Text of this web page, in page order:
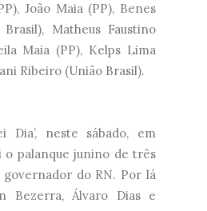
João Maia (PP), Benes
Matheus Faustino
Maia (PP), Kelps Lima
Ribeiro (União Brasil).
Dia’, neste sábado, em
o palanque junino de três
do RN. Por lá
Bezerra, Álvaro Dias e